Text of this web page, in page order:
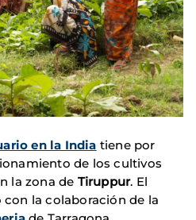
en la India tiene por
de los cultivos
la zona de Tiruppur. El
la colaboración de la